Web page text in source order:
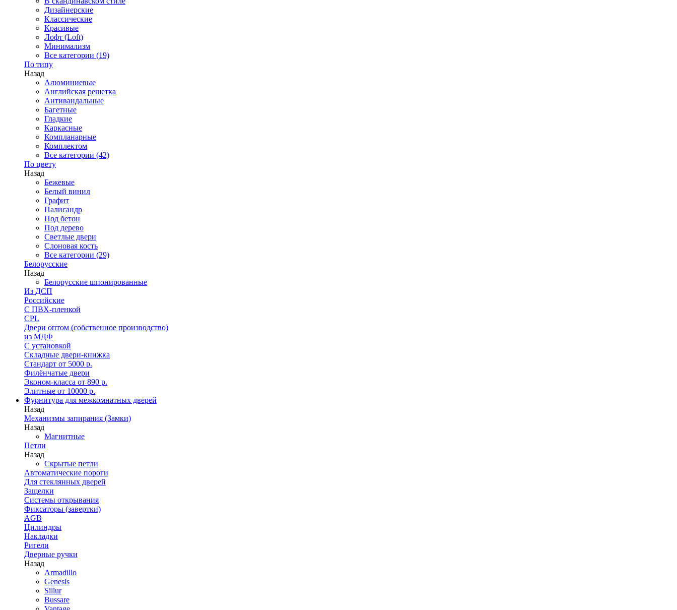
Дизайнерские
Классические
Красивые
Лофт (Loft)
Минимализм
Все категории (19)
По типу
Назад
Алюминиевые
Английская решетка
Антивандальные
Багетные
Гладкие
Каркасные
Компланарные
Комплектом
Все категории (42)
По цвету
Назад
Бежевые
Белый винил
Графит
Палисандр
Под бетон
Под дерево
Светлые двери
Слоновая кость
Все категории (29)
Белорусские
Назад
Белорусские шпонированные
Из ДСП
Российские
C ПВХ-пленкой
CPL
Двери оптом (собственное производство)
из МДФ
С установкой
Складные двери-книжка
Стандарт от 5000 р.
Филёнчатые двери
Эконом-класса от 890 р.
Элитные от 10000 р.
Фурнитура для межкомнатных дверей
Назад
Механизмы запирания (Замки)
Назад
Магнитные
Петли
Назад
Скрытые петли
Автоматические пороги
Для стеклянных дверей
Защелки
Системы открывания
Фиксаторы (завертки)
AGB
Цилиндры
Накладки
Ригели
Дверные ручки
Назад
Armadillo
Genesis
Sillur
Bussare